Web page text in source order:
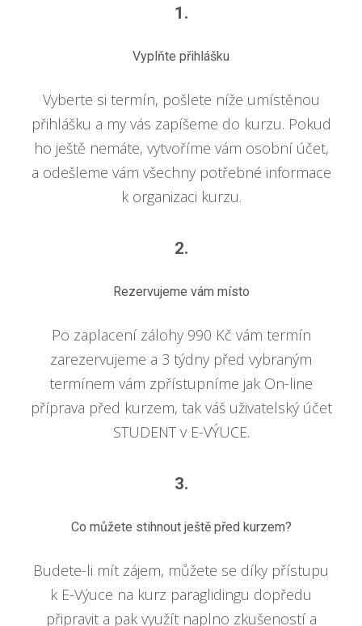
1.
Vyplňte přihlášku
Vyberte si termín, pošlete níže umístěnou
přihlášku a my vás zapíšeme do kurzu. Pokud
ho ještě nemáte, vytvoříme vám osobní účet,
a odešleme vám všechny potřebné informace
k organizaci kurzu.
2.
Rezervujeme vám místo
Po zaplacení zálohy 990 Kč vám termín
zarezervujeme a 3 týdny před vybraným
termínem vám zpřístupníme jak On-line
příprava před kurzem, tak váš uživatelský účet
STUDENT v E-VÝUCE.
3.
Co můžete stihnout ještě před kurzem?
Budete-li mít zájem, můžete se díky přístupu
k E-Výuce na kurz paraglidingu dopředu
připravit a pak využít naplno zkušeností a